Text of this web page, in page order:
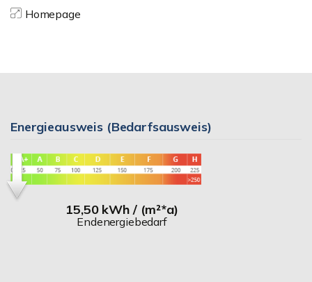
Homepage
Energieausweis (Bedarfsausweis)
15,50 kWh / (m²*a)
Endenergiebedarf